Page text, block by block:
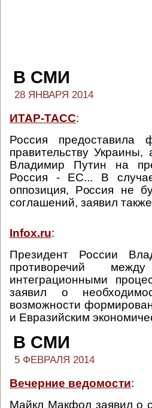
В СМИ
28 ЯНВАРЯ 2014
ИТАР-ТАСС:
Россия предоставила
правительству
Владимир Путин на
Россия - ЕС... В
оппозиция, Россия не
соглашений, заявил
Infox.ru:
Президент России
противоречий
интеграционными
заявил о
возможности
и Евразийским
В СМИ
5 ФЕВРАЛЯ 2014
Вечерние ведомости:
Майкл Макфол заявил о